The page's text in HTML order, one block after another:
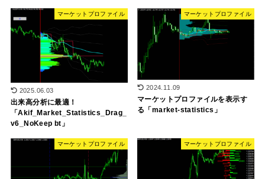
マーケットプロファイル
2025.06.03
出来高分析に最適！
「Akif_Market_Statistics_Drag_
v6_NoKeep bt」
マーケットプロファイル
2024.11.09
マーケットプロファイルを表示す
る「market-statistics」
マーケットプロファイル マーケットプロファイル